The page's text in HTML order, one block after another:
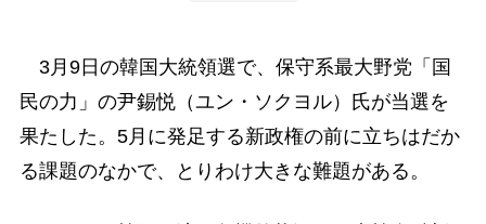
3月9日の韓国大統領選で、保守系最大野党「国
民の力」の尹錫悦（ユン・ソクヨル）氏が当選を
果たした。5月に発足する新政権の前に立ちはだか
る課題のなかで、とりわけ大きな難題がある。